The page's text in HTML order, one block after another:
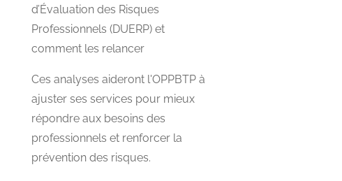
d’Évaluation des Risques
Professionnels (DUERP) et
comment les relancer
Ces analyses aideront l'OPPBTP à
ajuster ses services pour mieux
répondre aux besoins des
professionnels et renforcer la
prévention des risques.